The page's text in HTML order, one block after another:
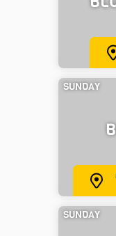
SUNDAY
SUNDAY